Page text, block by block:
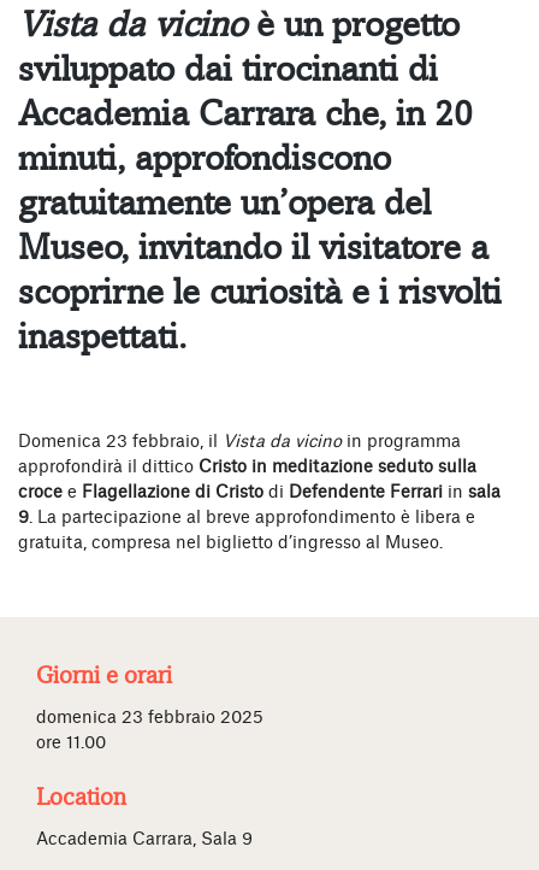
Vista da vicinoè un progetto
sviluppato dai tirocinanti di
Accademia Carrara che, in 20
minuti, approfondiscono
gratuitamente un’opera del
Museo, invitando il visitatore a
scoprirne le curiosità e i risvolti
inaspettati.
Domenica 23 febbraio, il Vista da vicinoin programma
approfondirà il dittico Cristo in meditazione seduto sulla
croce e Flagellazione di Cristo di Defendente Ferrari in sala
9 . La partecipazione al breve approfondimento è libera e
gratuita, compresa nel biglietto d’ingresso al Museo.
Giorni e orari
domenica 23 febbraio 2025
ore 11.00
Location
Accademia Carrara, Sala 9